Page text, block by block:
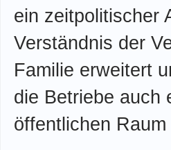
ein zeitpolitischer
Verständnis der
Familie erweitert
die Betriebe auch
öffentlichen